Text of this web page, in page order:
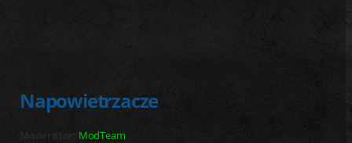
Napowietrzacze
ModTeam